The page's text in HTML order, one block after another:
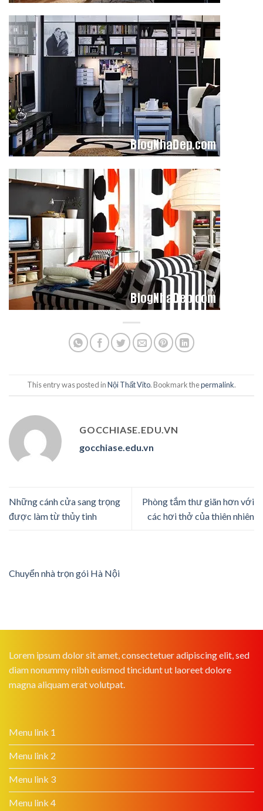
This entry was posted inNội Thất Vito. Bookmark thepermalink.
GOCCHIASE.EDU.VN
gocchiase.edu.vn
Những cánh cửa sang trọng
được làm từ thủy tinh
Phòng tắm thư giãn hơn với
các hơi thở của thiên nhiên
Chuyển nhà trọn gói Hà Nội
Lorem ipsum dolor sit amet, consectetuer adipiscing elit, sed
diam nonummy nibh euismod tincidunt ut laoreet dolore
magna aliquam erat volutpat.
Menu link 1
Menu link 2
Menu link 3
Menu link 4